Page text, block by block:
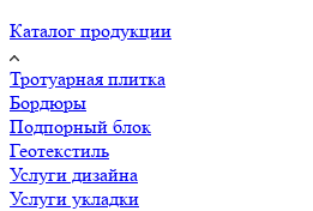
Каталог продукции
Тротуарная плитка
Бордюры
Подпорный блок
Геотекстиль
Услуги дизайна
Услуги укладки